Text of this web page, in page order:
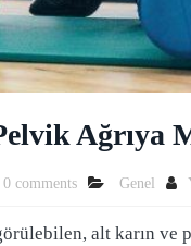
Ağrıya
0 comments Genel
alt karın